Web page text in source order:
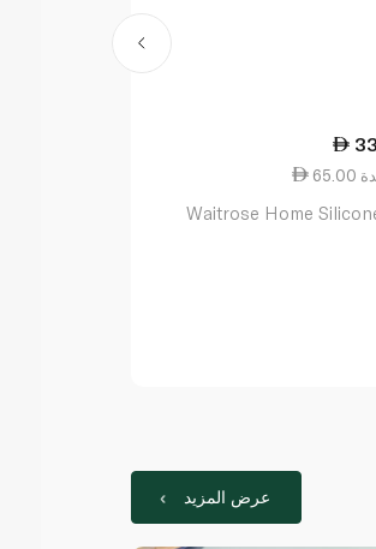
Waitrose Home
عرض المزيد